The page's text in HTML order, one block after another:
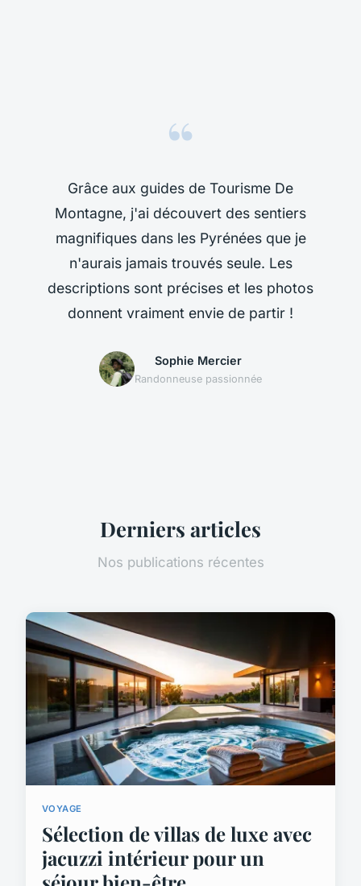
“
Grâce aux guides de Tourisme De
Montagne, j'ai découvert des sentiers
magnifiques dans les Pyrénées que je
n'aurais jamais trouvés seule. Les
descriptions sont précises et les photos
donnent vraiment envie de partir !
Sophie Mercier
Randonneuse passionnée
Derniers articles
Nos publications récentes
VOYAGE
Sélection de villas de luxe avec
jacuzzi intérieur pour un